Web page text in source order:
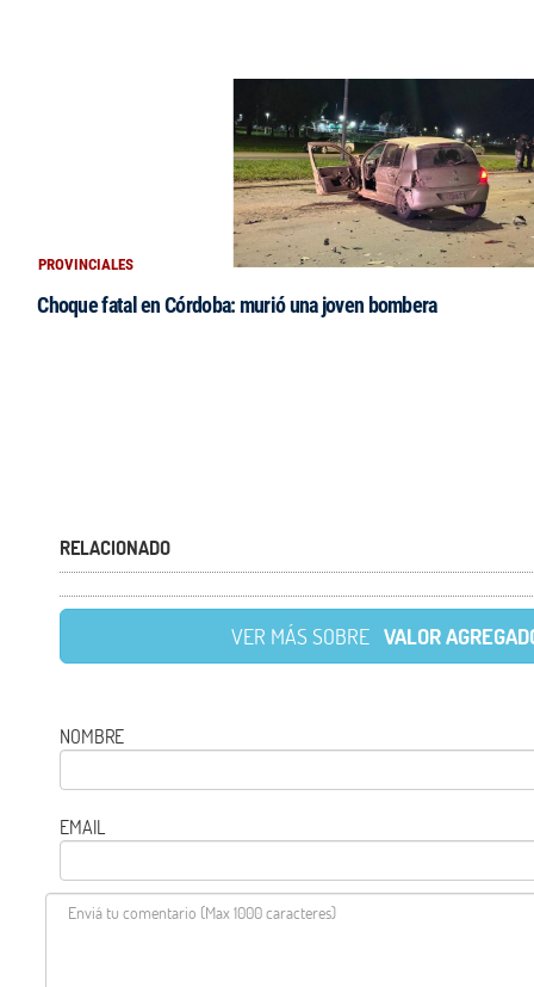
PROVINCIALES
Choque fatal en Córdoba: murió una joven bombera
RELACIONADO
VER MÁS SOBREVALOR
NOMBRE
EMAIL